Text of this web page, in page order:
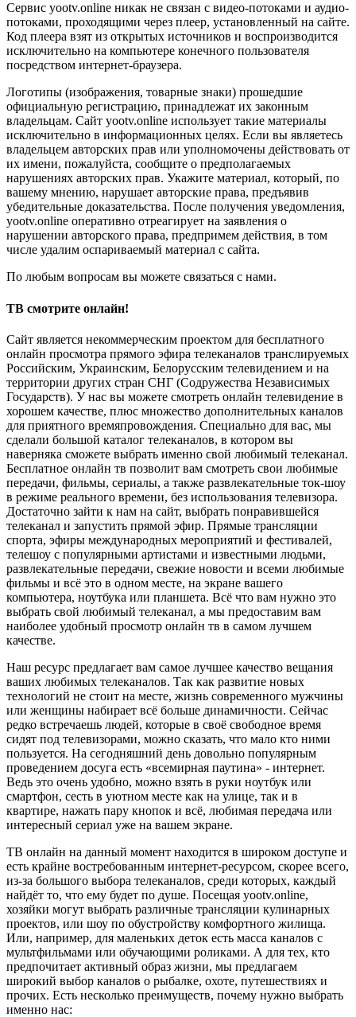
Сервис yootv.online никак не связан с видео-потоками и аудио-
потоками, проходящими через плеер, установленный на сайте.
Код плеера взят из открытых источников и воспроизводится
исключительно на компьютере конечного пользователя
посредством интернет-браузера.
Логотипы (изображения, товарные знаки) прошедшие
официальную регистрацию, принадлежат их законным
владельцам. Сайт yootv.online использует такие материалы
исключительно в информационных целях. Если вы являетесь
владельцем авторских прав или уполномочены действовать от
их имени, пожалуйста, сообщите о предполагаемых
нарушениях авторских прав. Укажите материал, который, по
вашему мнению, нарушает авторские права, предъявив
убедительные доказательства. После получения уведомления,
yootv.online оперативно отреагирует на заявления о
нарушении авторского права, предпримем действия, в том
числе удалим оспариваемый материал с сайта.
По любым вопросам вы можете связаться с нами.
ТВ смотрите онлайн!
Сайт является некоммерческим проектом для бесплатного
онлайн просмотра прямого эфира телеканалов транслируемых
Российским, Украинским, Белорусским телевидением и на
территории других стран СНГ (Содружества Независимых
Государств). У нас вы можете смотреть онлайн телевидение в
хорошем качестве, плюс множество дополнительных каналов
для приятного времяпровождения. Специально для вас, мы
сделали большой каталог телеканалов, в котором вы
наверняка сможете выбрать именно свой любимый телеканал.
Бесплатное онлайн тв позволит вам смотреть свои любимые
передачи, фильмы, сериалы, а также развлекательные ток-шоу
в режиме реального времени, без использования телевизора.
Достаточно зайти к нам на сайт, выбрать понравившейся
телеканал и запустить прямой эфир. Прямые трансляции
спорта, эфиры международных мероприятий и фестивалей,
телешоу с популярными артистами и известными людьми,
развлекательные передачи, свежие новости и всеми любимые
фильмы и всё это в одном месте, на экране вашего
компьютера, ноутбука или планшета. Всё что вам нужно это
выбрать свой любимый телеканал, а мы предоставим вам
наиболее удобный просмотр онлайн тв в самом лучшем
качестве.
Наш ресурс предлагает вам самое лучшее качество вещания
ваших любимых телеканалов. Так как развитие новых
технологий не стоит на месте, жизнь современного мужчины
или женщины набирает всё больше динамичности. Сейчас
редко встречаешь людей, которые в своё свободное время
сидят под телевизорами, можно сказать, что мало кто ними
пользуется. На сегодняшний день довольно популярным
проведением досуга есть «всемирная паутина» - интернет.
Ведь это очень удобно, можно взять в руки ноутбук или
смартфон, сесть в уютном месте как на улице, так и в
квартире, нажать пару кнопок и всё, любимая передача или
интересный сериал уже на вашем экране.
ТВ онлайн на данный момент находится в широком доступе и
есть крайне востребованным интернет-ресурсом, скорее всего,
из-за большого выбора телеканалов, среди которых, каждый
найдёт то, что ему будет по душе. Посещая yootv.online,
хозяйки могут выбрать различные трансляции кулинарных
проектов, или шоу по обустройству комфортного жилища.
Или, например, для маленьких деток есть масса каналов с
мультфильмами или обучающими роликами. А для тех, кто
предпочитает активный образ жизни, мы предлагаем
широкий выбор каналов о рыбалке, охоте, путешествиях и
прочих. Есть несколько преимуществ, почему нужно выбрать
именно нас: